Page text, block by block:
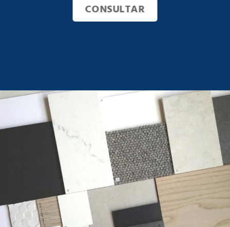
CONSULTAR